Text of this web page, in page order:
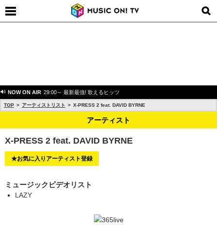
NOW ON AIR 29:00～ 最新最強! 歌えるヒッツ
TOP アーティストリスト X-PRESS 2 feat. DAVID BYRNE
アーティスト
X-PRESS 2 feat. DAVID BYRNE
★お気に入りアーティスト登録
ミュージックビデオリスト
LAZY